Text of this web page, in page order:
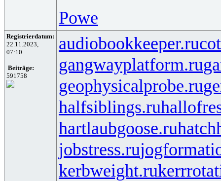
Powe
Registrierdatum:
22.11.2023,
07:10
Beiträge:
591758
audiobookkeeper.ru
gangwayplatform.ru
geophysicalprobe.ru
halfsiblings.ru
hartlaubgoose.ru
jobstress.ru
kerbweight.ru